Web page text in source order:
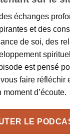
échanges
et des
de soi, des
est pensé
faire réfléchir
moment d’écoute.
LE